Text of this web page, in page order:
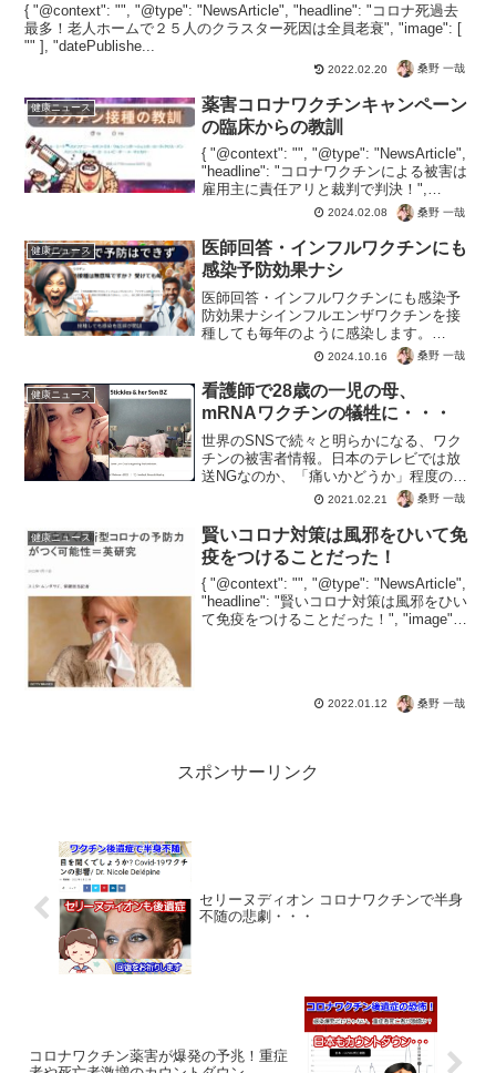
{ "@context": "", "@type": "NewsArticle", "headline": "コロナ死過去
最多！老人ホームで２５人のクラスター死因は全員老衰", "image": [
"" ], "datePublishe...
2022.02.20 桑野 一哉
健康ニュース
薬害コロナワクチンキャンペーン
の臨床からの教訓
{ "@context": "", "@type": "NewsArticle",
"headline": "コロナワクチンによる被害は
雇用主に責任アリと裁判で判決！",
"image": [ "" ], "datePublished": ...
2024.02.08 桑野 一哉
健康ニュース
医師回答・インフルワクチンにも
感染予防効果ナシ
医師回答・インフルワクチンにも感染予
防効果ナシインフルエンザワクチンを接
種しても毎年のように感染します。
ALLAbout家庭の医学ガイドの清益功浩 医
師。「そもそもインフルエンザワクチン
に、感染予防効果はありません。」正直
なお医者さんである...
2024.10.16 桑野 一哉
健康ニュース
看護師で28歳の一児の母、
mRNAワクチンの犠牲に・・・
世界のSNSで続々と明らかになる、ワク
チンの被害者情報。日本のテレビでは放
送NGなのか、「痛いかどうか」程度のど
うでもいい話ばかり。無くなってもワク
チンの売人からしたら、副反応はあるの
は当然だし、因果関係を認めないのも定
期。情報を見つけられ...
2021.02.21 桑野 一哉
健康ニュース
賢いコロナ対策は風邪をひいて免
疫をつけることだった！
{ "@context": "", "@type": "NewsArticle",
"headline": "賢いコロナ対策は風邪をひい
て免疫をつけることだった！", "image": [
2022.01.12 桑野 一哉
スポンサーリンク
セリーヌディオン コロナワクチンで半身
不随の悲劇・・・
コロナワクチン薬害が爆発の予兆！重症